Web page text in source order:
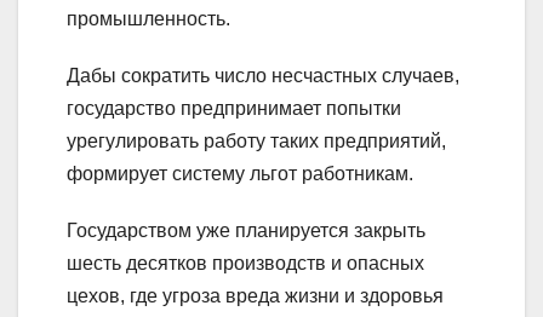
промышленность.
Дабы сократить число несчастных случаев,
государство предпринимает попытки
урегулировать работу таких предприятий,
формирует систему льгот работникам.
Государством уже планируется закрыть
шесть десятков производств и опасных
цехов, где угроза вреда жизни и здоровья